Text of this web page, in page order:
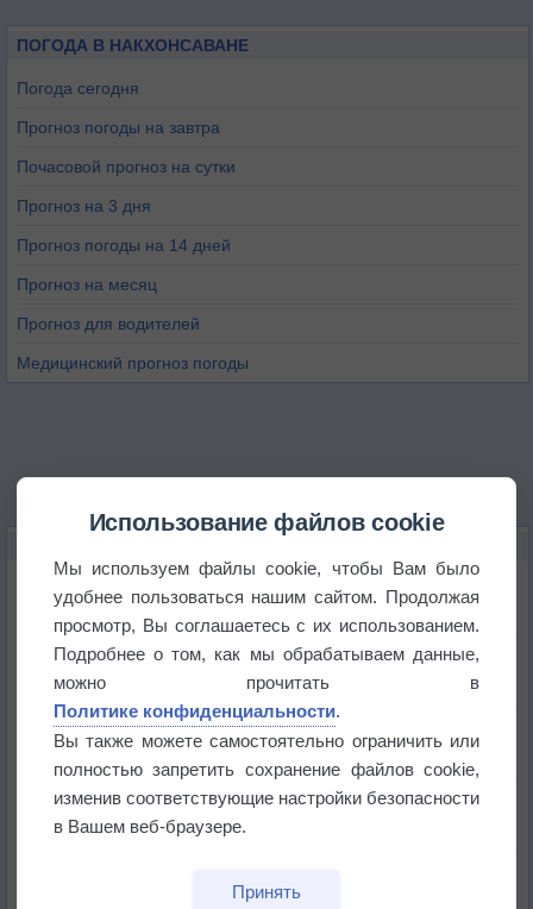
ПОГОДА В НАКХОНСАВАНЕ
Погода сегодня
Прогноз погоды на завтра
Почасовой прогноз на сутки
Прогноз на 3 дня
Прогноз погоды на 14 дней
Прогноз на месяц
Прогноз для водителей
Медицинский прогноз погоды
Космическая погода влияет на транспорт
Приложение построит маршрут через тень
Атмосфера начала замерзать
В Приморье обнаружены морские волны тепла
Использование файлов cookie
Мы используем файлы cookie, чтобы Вам было
удобнее пользоваться нашим сайтом. Продолжая
просмотр, Вы соглашаетесь с их использованием.
Подробнее о том, как мы обрабатываем данные,
можно прочитать в
Политике конфиденциальности.
Вы также можете самостоятельно ограничить или
полностью запретить сохранение файлов cookie,
изменив соответствующие настройки безопасности
в Вашем веб-браузере.
Принять